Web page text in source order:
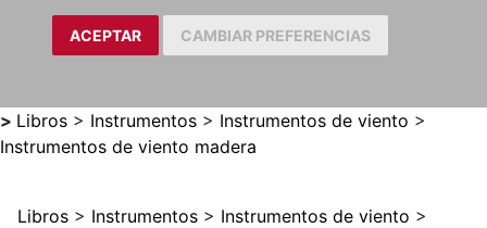
ACEPTAR CAMBIAR PREFERENCIAS
> Libros > Instrumentos > Instrumentos de viento >
Instrumentos de viento madera
Libros > Instrumentos > Instrumentos de viento >